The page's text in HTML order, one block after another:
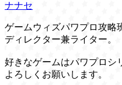
ナナセ
ゲームウィズパワプロ攻略
ディレクター兼ライター。
好きなゲームはパワプロシ
よろしくお願いします。